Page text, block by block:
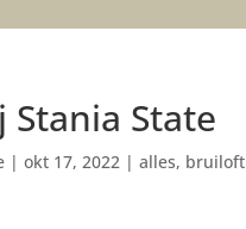
State
|okt 17, 2022 |alles, bruiloft